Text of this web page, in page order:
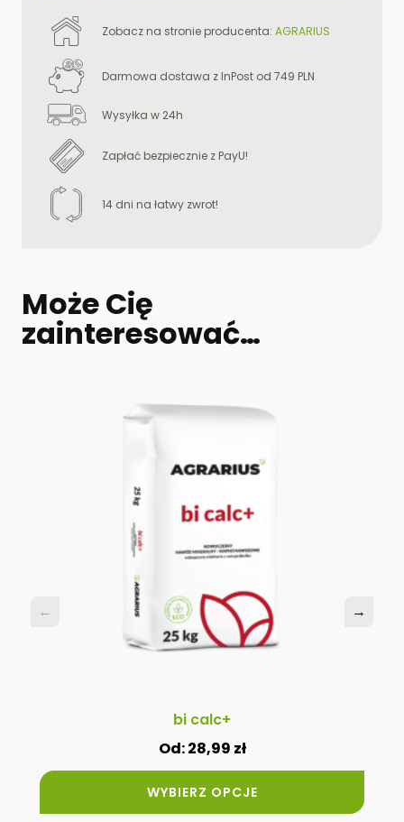
Zobacz na stronie producenta: AGRARIUS
Darmowa dostawa z InPost od 749 PLN
Wysyłka w 24h
Zapłać bezpiecznie z PayU!
14 dni na łatwy zwrot!
Może Cię
zainteresować…
bi calc+
Od:28,99 zł
WYBIERZ OPCJE
← →
← →